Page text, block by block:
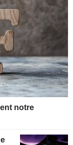
notre